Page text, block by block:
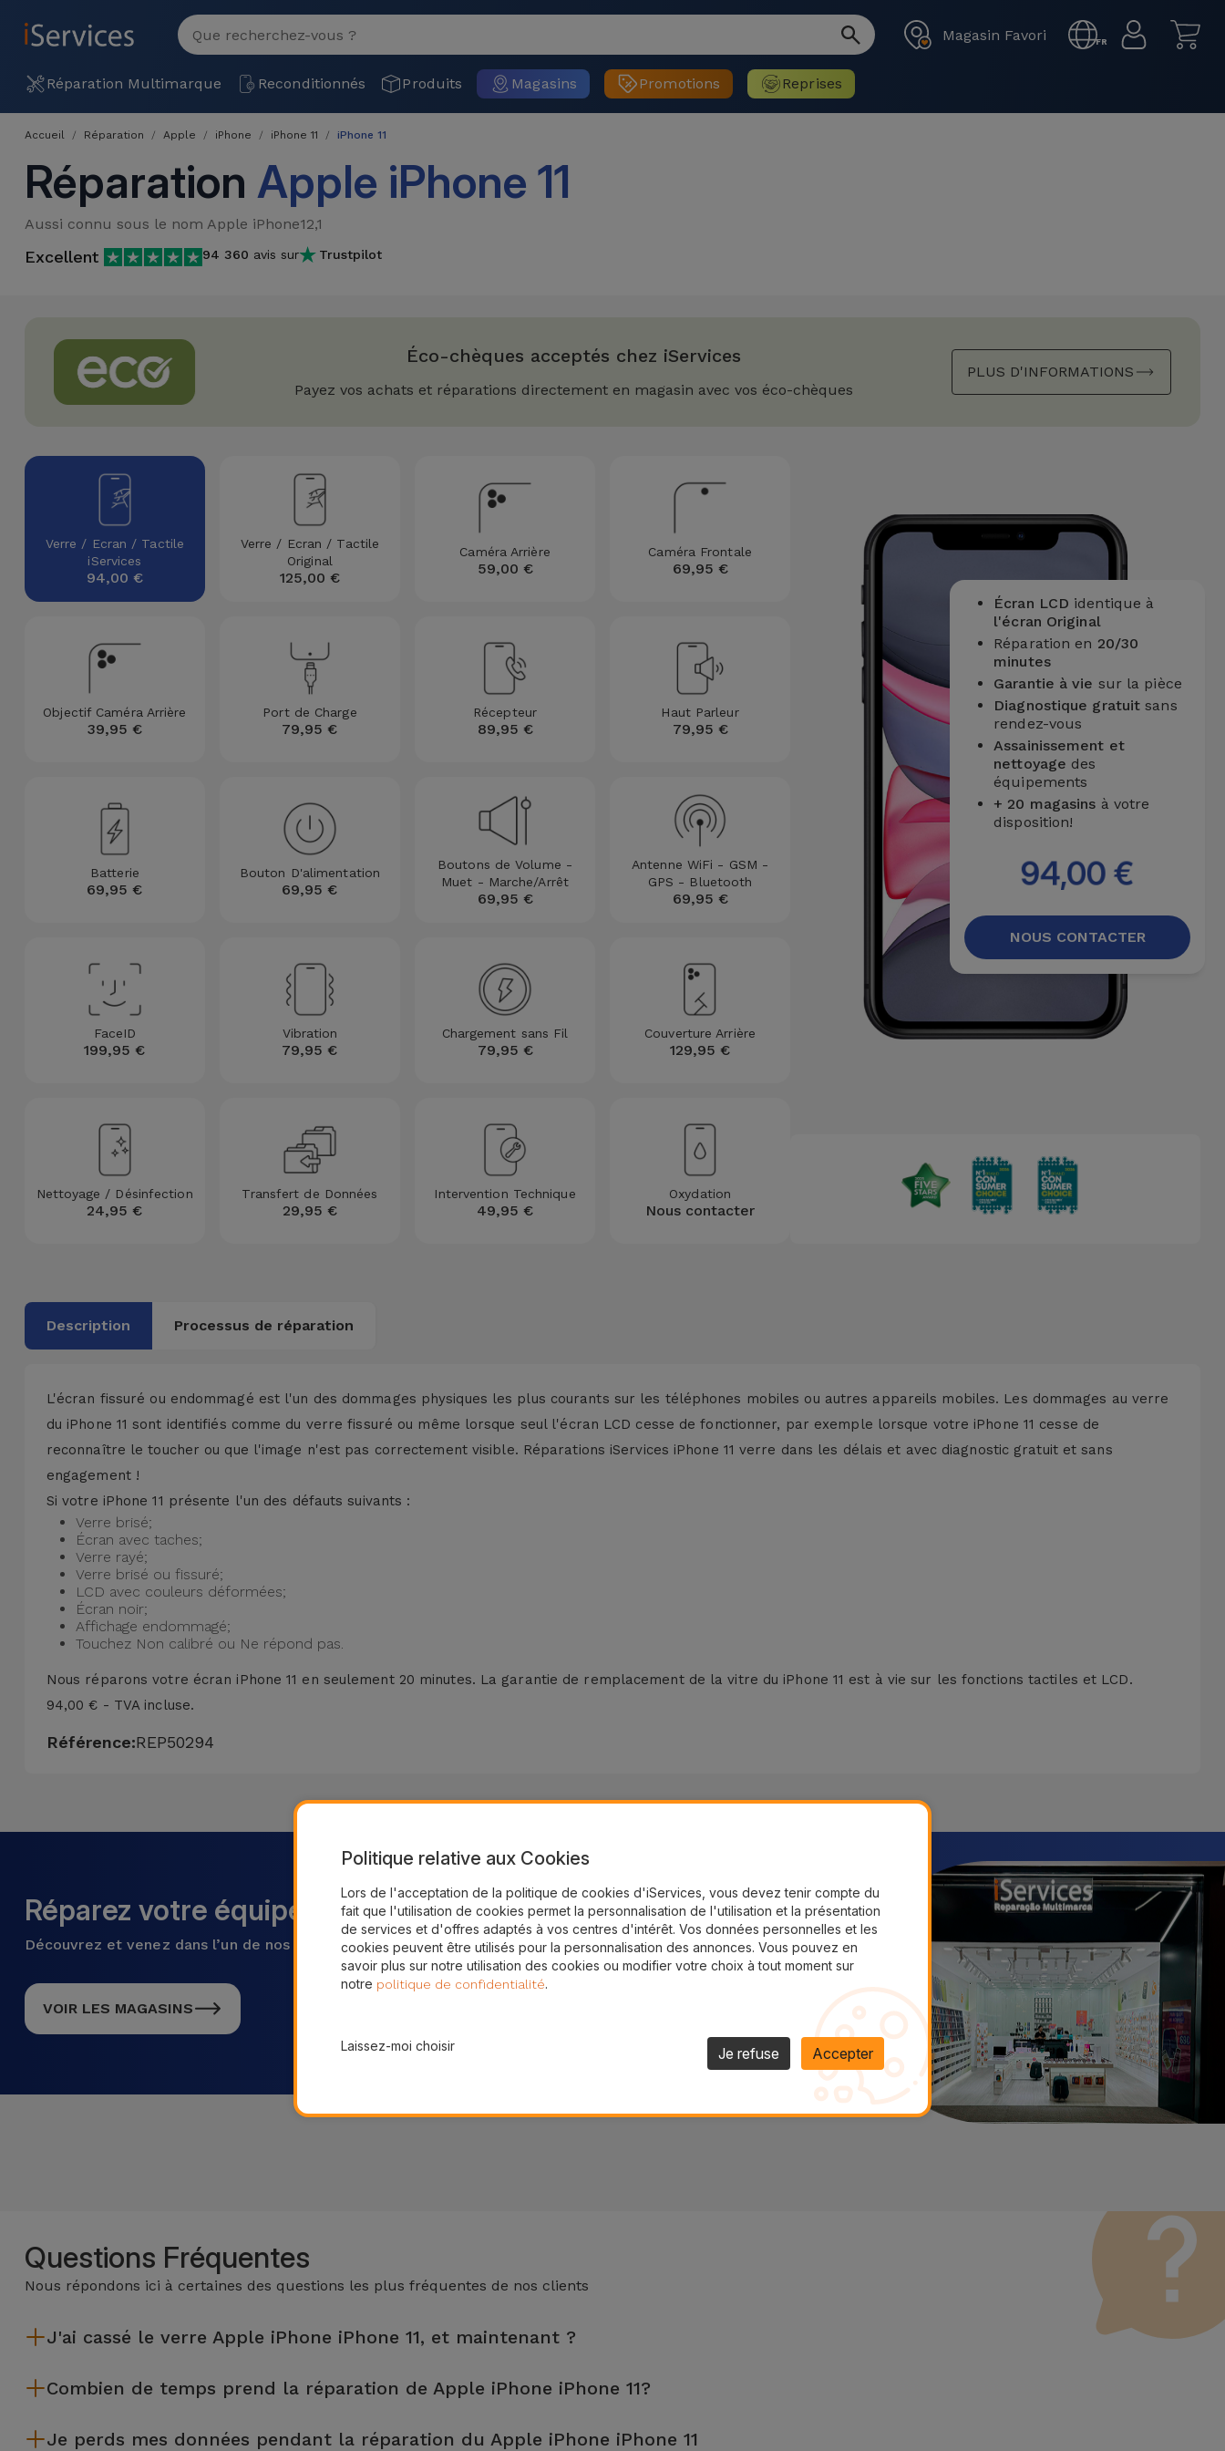
Magasin Favori FR
Réparation Multimarque Reconditionnés Produits Magasins Promotions Reprises
MENU
Réparation
Différentes
Causes de
Pannes
Macbook
Watch
Samsung
Google
Marques
iPhone
Reconditionnés
iPads
Reconditionnés
Reconditionnés
Reconditionnés
Produits
DJI
Câbles
Coques et
Protections
Batteries
Externes
Chargeurs
Ecouteurs
et
Connectées
Gadgets
Hygiène
Portefeuilles,
Étuis et Sacs
Traceurs et
Vélo
d'ordinateur
Accessoires
iPad et
Tablette
Kids
tout
Magasins
Reprises
Voir
Accueil Réparation Apple iPhone iPhone 11 iPhone 11
Réparation Apple iPhone 11
Aussi connu sous le nom Apple iPhone12,1
Excellent 94 360 avis sur Trustpilot
Éco-chèques acceptés chez iServices
Payez vos achats et réparations directement en magasin avec vos éco-chèques
PLUS D'INFORMATIONS
Verre / Ecran / Tactile
iServices
94,00 €
Verre / Ecran / Tactile
Original
125,00 €
Caméra Arrière
59,00 €
Caméra Frontale
69,95 €
Objectif Caméra Arrière
39,95 €
Port de Charge
79,95 €
Récepteur
89,95 €
Haut Parleur
79,95 €
Batterie
69,95 €
Bouton D'alimentation
69,95 €
Boutons de Volume -
Muet - Marche/Arrêt
69,95 €
Antenne WiFi - GSM -
GPS - Bluetooth
69,95 €
FaceID
199,95 €
Vibration
79,95 €
Chargement sans Fil
79,95 €
Couverture Arrière
129,95 €
Nettoyage / Désinfection
24,95 €
Transfert de Données
29,95 €
Intervention Technique
49,95 €
Oxydation
Nous contacter
Écran LCD identique à
l'écran Original
Réparation en 20/30
minutes
Garantie à vie sur la pièce
Diagnostique gratuit sans
rendez-vous
Assainissement et
nettoyage des
équipements
+ 20 magasins à votre
disposition!
94,00 €
NOUS CONTACTER
Description Processus de réparation
L'écran fissuré ou endommagé est l'un des dommages physiques les plus courants sur les téléphones mobiles ou autres appareils mobiles. Les dommages au verre
du iPhone 11 sont identifiés comme du verre fissuré ou même lorsque seul l'écran LCD cesse de fonctionner, par exemple lorsque votre iPhone 11 cesse de
reconnaître le toucher ou que l'image n'est pas correctement visible. Réparations iServices iPhone 11 verre dans les délais et avec diagnostic gratuitet sans
engagement !
Si votre iPhone 11 présente l'un des défauts suivants :
Verre brisé;
Écran avec taches;
Verre rayé;
Verre brisé ou fissuré;
LCD avec couleurs déformées;
Écran noir;
Affichage endommagé;
Touchez Non calibré ou Ne répond pas.
Nous réparons votre écran iPhone 11 en seulement 20 minutes. La garantie de remplacement de la vitre du iPhone 11 est à vie sur les fonctions tactiles et LCD.
94,00 € - TVA incluse.
Référence:REP50294
Réparez votre équipement maintenant !
Découvrez et venez dans l’un de nos plus de 28 magasins au Belgique
VOIR LES MAGASINS
Questions Fréquentes
Nous répondons ici à certaines des questions les plus fréquentes de nos clients
J'ai cassé le verre Apple iPhone iPhone 11, et maintenant ?
Combien de temps prend la réparation de Apple iPhone iPhone 11?
Je perds mes données pendant la réparation du Apple iPhone iPhone 11
Politique relative aux Cookies
Lors de l'acceptation de la politique de cookies d'iServices, vous devez tenir compte du
fait que l'utilisation de cookies permet la personnalisation de l'utilisation et la présentation
de services et d'offres adaptés à vos centres d'intérêt. Vos données personnelles et les
cookies peuvent être utilisés pour la personnalisation des annonces. Vous pouvez en
savoir plus sur notre utilisation des cookies ou modifier votre choix à tout moment sur
notre politique de confidentialité.
Laissez-moi choisir Je refuse Accepter